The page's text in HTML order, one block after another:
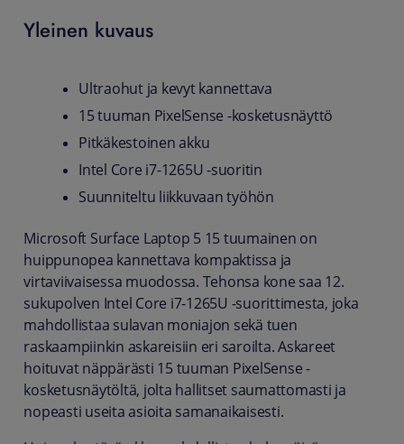
Yleinen kuvaus
Ultraohut ja kevyt kannettava
15 tuuman PixelSense -kosketusnäyttö
Pitkäkestoinen akku
Intel Core i7-1265U -suoritin
Suunniteltu liikkuvaan työhön
Microsoft Surface Laptop 5 15 tuumainen on
huippunopea kannettava kompaktissa ja
virtaviivaisessa muodossa. Tehonsa kone saa 12.
sukupolven Intel Core i7-1265U -suorittimesta, joka
mahdollistaa sulavan moniajon sekä tuen
raskaampiinkin askareisiin eri saroilta. Askareet
hoituvat näppärästi 15 tuuman PixelSense -
kosketusnäytöltä, jolta hallitset saumattomasti ja
nopeasti useita asioita samanaikaisesti.